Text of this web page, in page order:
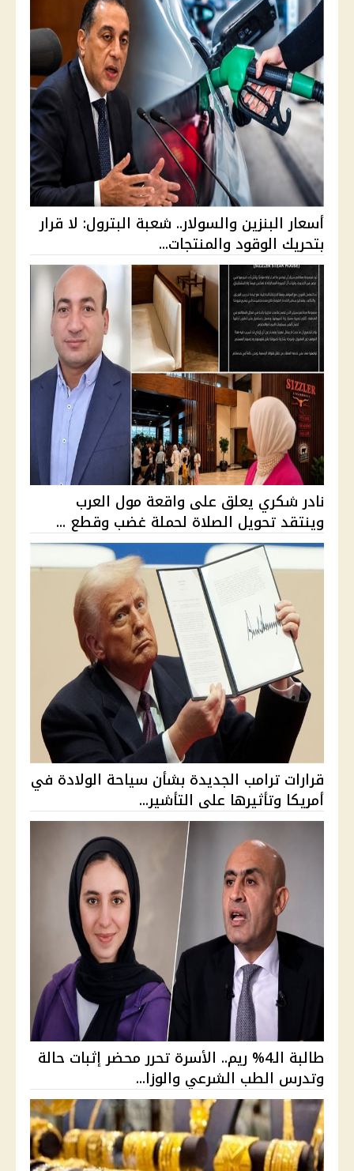
أسعار البنزين والسولار.. شعبة البترول: لا قرار
بتحريك الوقود والمنتجات...
نادر شكري يعلق على واقعة مول العرب
وينتقد تحويل الصلاة لحملة غضب وقطع ...
قرارات ترامب الجديدة بشأن سياحة الولادة في
أمريكا وتأثيرها على التأشير...
طالبة الـ4% ريم.. الأسرة تحرر محضر إثبات حالة
وتدرس الطب الشرعي والوزا...